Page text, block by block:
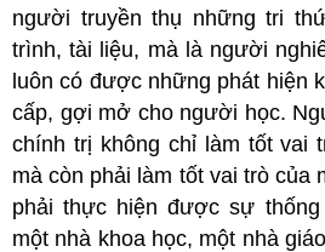
người truyền thụ những tri
trình, tài liệu, mà là người
luôn có được những phát hiện
cấp, gợi mở cho người học.
chính trị không chỉ làm tốt vai
mà còn phải làm tốt vai trò của
phải thực hiện được sự
một nhà khoa học, một nhà